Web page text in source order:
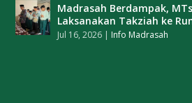
Madrasah Berdampak,
Laksanakan Takziah ke
Jul 16, 2026 | Info Madrasah